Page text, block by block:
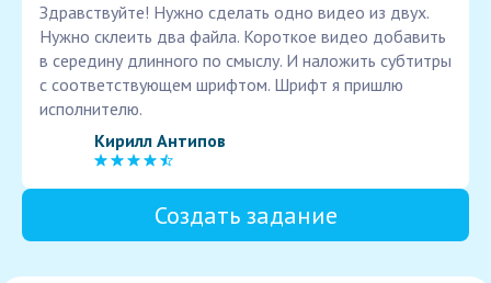
Здравствуйте! Нужно сделать одно видео из двух.
Нужно склеить два файла. Короткое видео добавить
в середину длинного по смыслу. И наложить субтитры
с соответствующем шрифтом. Шрифт я пришлю
исполнителю.
Кирилл Антипов
Создать задание